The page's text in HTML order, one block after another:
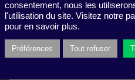
consentement, nous les
l'utilisation du site. Visitez notre
pour en savoir plus.
Préférences Tout refuser